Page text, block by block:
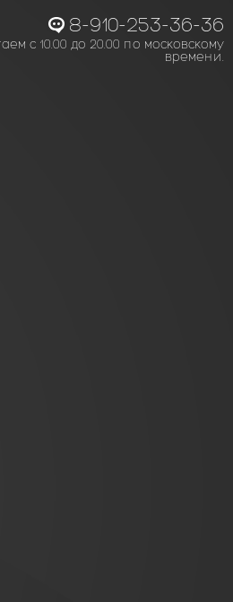
8-910-253-36-36
с 10.00 до 20.00 по московскому
времени.